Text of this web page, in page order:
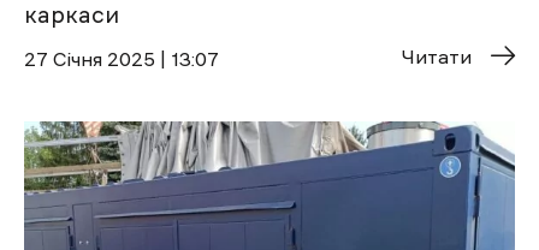
каркаси
27 Січня 2025 | 13:07 Читати